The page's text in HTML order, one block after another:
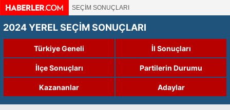
SEÇİM SONUÇLARI
2024 YEREL SEÇİM SONUÇLARI
Türkiye Geneli İl Sonuçları
İlçe Sonuçları Partilerin Durumu
Kazananlar Adaylar